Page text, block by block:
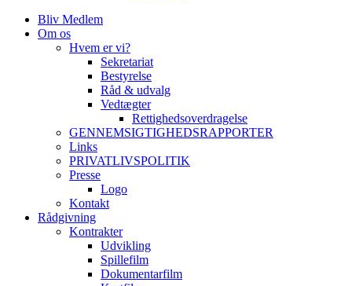
Bliv Medlem
Om os
Hvem er vi?
Sekretariat
Bestyrelse
Råd & udvalg
Vedtægter
Rettighedsoverdragelse
GENNEMSIGTIGHEDSRAPPORTER
Links
PRIVATLIVSPOLITIK
Presse
Logo
Kontakt
Rådgivning
Kontrakter
Udvikling
Spillefilm
Dokumentarfilm